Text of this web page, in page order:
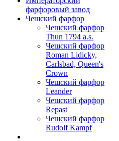
фарфоровый завод
Чешский фарфор
Чешский фарфор
Thun 1794 a.s.
Чешский фарфор
Roman Lidicky,
Carlsbad, Queen's
Crown
Чешский фарфор
Leander
Чешский фарфор
Repast
Чешский фарфор
Rudolf Kampf